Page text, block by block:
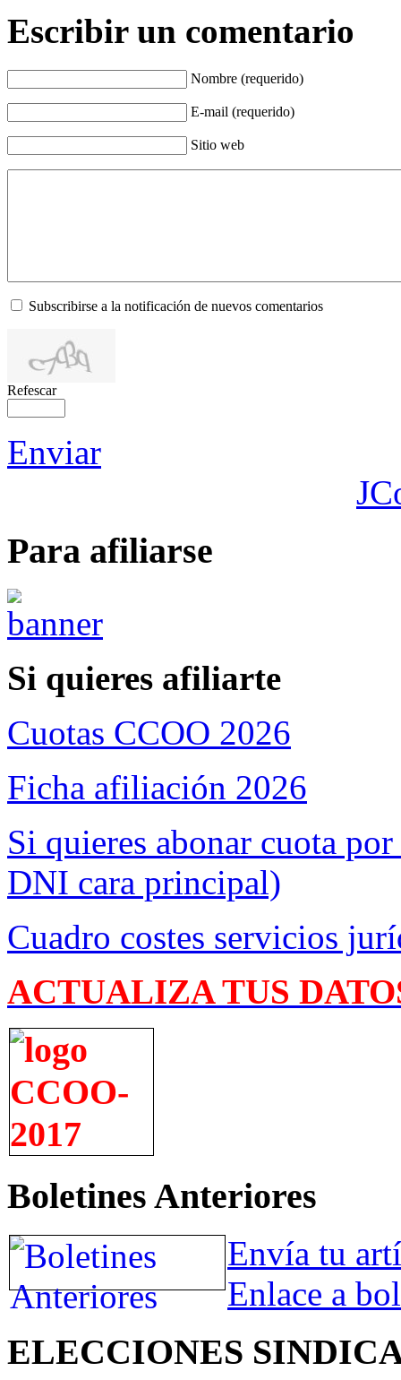
Escribir un comentario
Nombre (requerido)
E-mail (requerido)
Sitio web
Subscribirse a la notificación de nuevos comentarios
Refescar
Enviar
Para afiliarse
Si quieres afiliarte
Cuotas CCOO 2026
Ficha afiliación 2026
Si quieres abonar cuota
DNI cara principal)
Cuadro costes servicios
ACTUALIZA TUS
Boletines Anteriores
Envía tu
Enlace a
ELECCIONES